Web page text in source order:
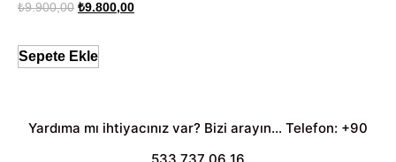
₺9.900,00 ₺9.800,00
Sepete Ekle
Yardıma mı ihtiyacınız var? Bizi arayın... Telefon: +90